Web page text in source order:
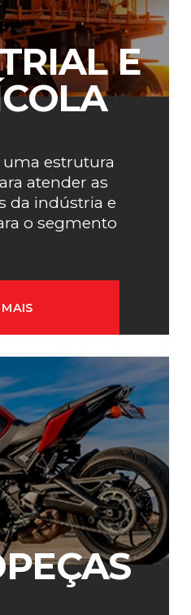
E
estrutura
atender as
da indústria e
o segmento